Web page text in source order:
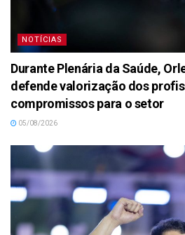
NOTÍCIAS
Durante Plenária da Saúde,
defende valorização dos
compromissos para o setor
05/08/2026